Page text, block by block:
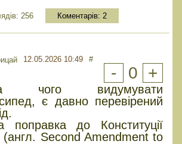
256 Коментарів: 2
12.05.2026 10:49 #
- 0 +
чого видумувати
є давно перевірений
поправка до Конституції
Second Amendment to